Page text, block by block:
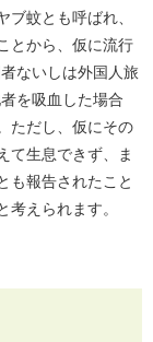
ブ蚊とも呼ばれ、
とから、仮に流行
ないしは外国人旅
を吸血した場合
ただし、仮にその
て生息できず、ま
も報告されたこと
えられます。